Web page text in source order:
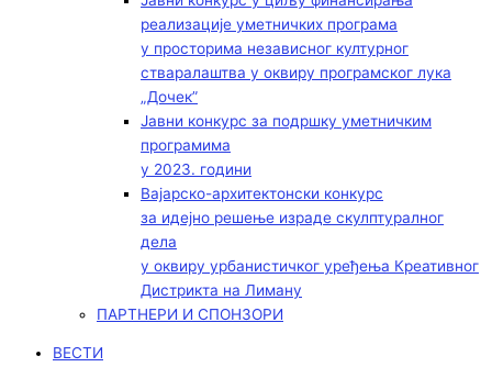
реализације уметничких програма
у просторима независног културног
стваралаштва у оквиру програмског лука
„Дочек”
Јавни конкурс за подршку уметничким
програмима
у 2023. години
Вајарско-архитектонски конкурс
за идејно решење израде скулптуралног
дела
у оквиру урбанистичког уређења Креативног
Дистрикта на Лиману
ПАРТНЕРИ И СПОНЗОРИ
ВЕСТИ